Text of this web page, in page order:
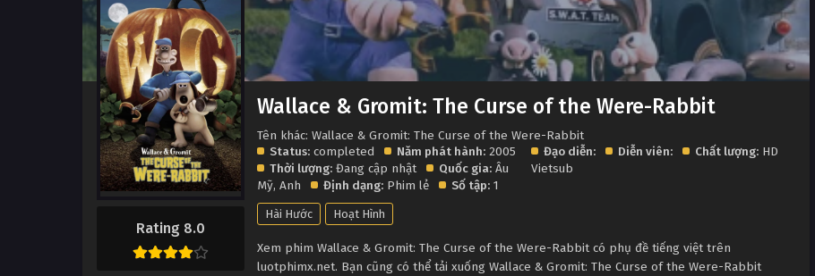
Rating 8.0
Wallace & Gromit: The Curse of the Were-Rabbit
Tên khác: Wallace & Gromit: The Curse of the Were-Rabbit
Status: completed Năm phát hành: 2005
Thời lượng: Đang cập nhật Quốc gia: Âu
Mỹ, Anh Định dạng: Phim lẻ Số tập: 1
Đạo diễn: Diễn viên: Chất lượng:HD
Vietsub
Hài Hước Hoạt Hình
Xem phim Wallace & Gromit: The Curse of the Were-Rabbit có phụ đề tiếng việt trên
luotphimx.net. Bạn cũng có thể tải xuống Wallace & Gromit: The Curse of the Were-Rabbit